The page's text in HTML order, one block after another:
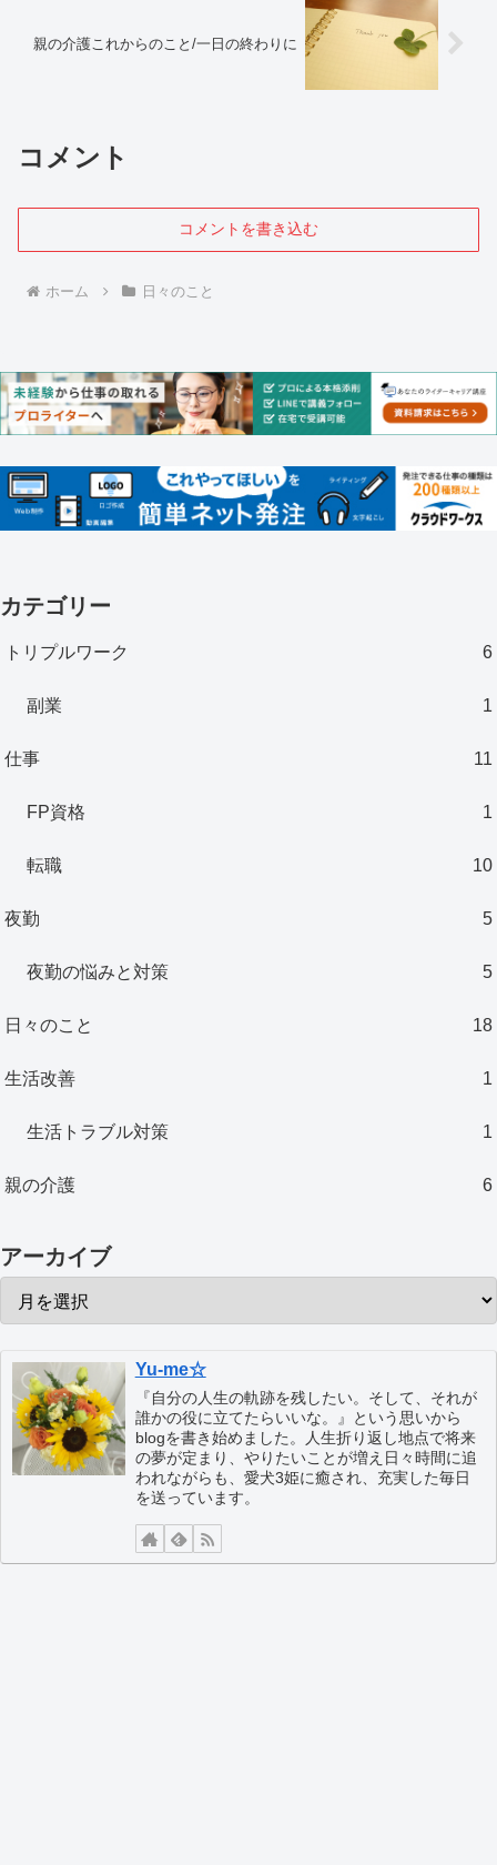
親の介護これからのこと/一日の終わりに
コメント
コメントを書き込む
ホーム 日々のこと
カテゴリー
トリプルワーク 6
副業 1
仕事 11
FP資格 1
転職 10
夜勤 5
夜勤の悩みと対策 5
日々のこと 18
生活改善 1
生活トラブル対策 1
親の介護 6
アーカイブ
Yu-me☆
『自分の人生の軌跡を残したい。そして、それが
誰かの役に立てたらいいな。』という思いから
blogを書き始めました。人生折り返し地点で将来
の夢が定まり、やりたいことが増え日々時間に追
われながらも、愛犬3姫に癒され、充実した毎日
を送っています。